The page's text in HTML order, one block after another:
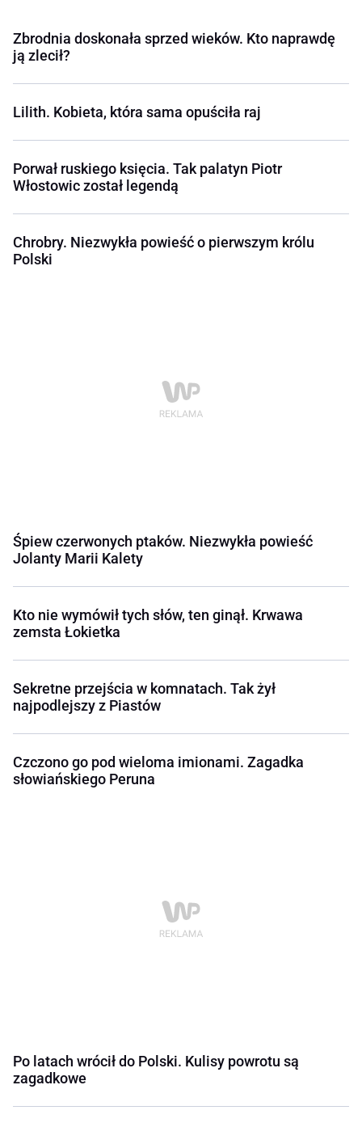
Zbrodnia doskonała sprzed wieków. Kto naprawdę
ją zlecił?
Lilith. Kobieta, która sama opuściła raj
Porwał ruskiego księcia. Tak palatyn Piotr
Włostowic został legendą
Chrobry. Niezwykła powieść o pierwszym królu
Polski
Śpiew czerwonych ptaków. Niezwykła powieść
Jolanty Marii Kalety
Kto nie wymówił tych słów, ten ginął. Krwawa
zemsta Łokietka
Sekretne przejścia w komnatach. Tak żył
najpodlejszy z Piastów
Czczono go pod wieloma imionami. Zagadka
słowiańskiego Peruna
Po latach wrócił do Polski. Kulisy powrotu są
zagadkowe